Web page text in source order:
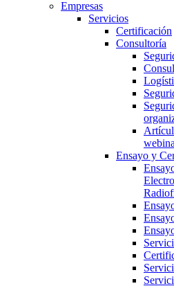
Empresas
Servicios
Certificación
Consultoría
Ensayo y